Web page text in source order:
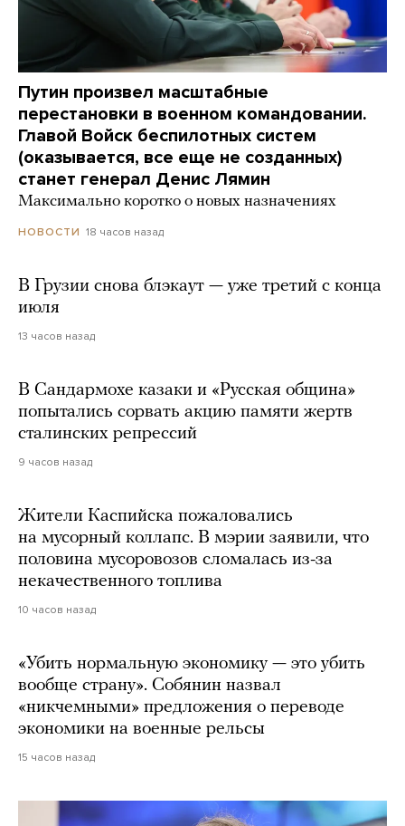
Путин произвел масштабные
перестановки в военном командовании.
Главой Войск беспилотных систем
(оказывается, все еще не созданных)
станет генерал Денис Лямин
Максимально коротко о новых назначениях
НОВОСТИ 18 часов назад
В Грузии снова блэкаут — уже третий с конца
июля
13 часов назад
В Сандармохе казаки и «Русская община»
попытались сорвать акцию памяти жертв
сталинских репрессий
9 часов назад
Жители Каспийска пожаловались
на мусорный коллапс. В мэрии заявили, что
половина мусоровозов сломалась из-за
некачественного топлива
10 часов назад
«Убить нормальную экономику — это убить
вообще страну». Собянин назвал
«никчемными» предложения о переводе
экономики на военные рельсы
15 часов назад